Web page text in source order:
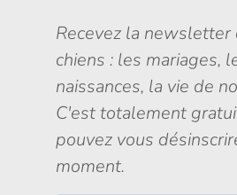
Recevez la newsletter
chiens : les mariages,
naissances, la vie de
C'est totalement
pouvez vous
moment.